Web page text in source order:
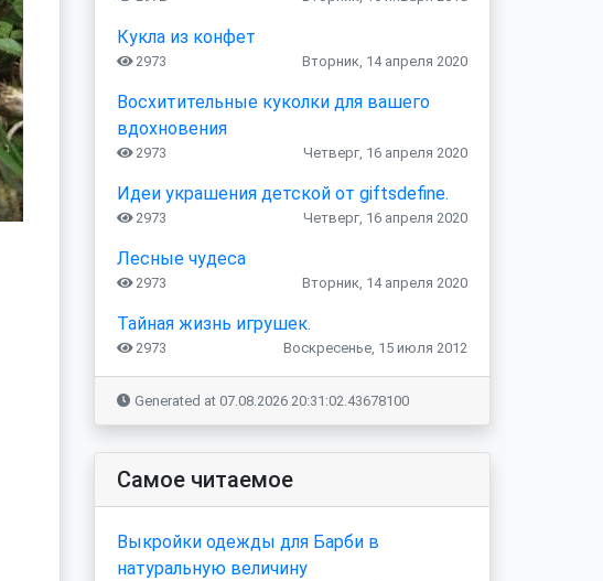
Кукла из конфет
2973 Вторник, 14 апреля 2020
Восхитительные куколки для вашего
вдохновения
2973 Четверг, 16 апреля 2020
Идеи украшения детской от giftsdefine.
2973 Четверг, 16 апреля 2020
Лесные чудеса
2973 Вторник, 14 апреля 2020
Тайная жизнь игрушек.
2973 Воскресенье, 15 июля 2012
Generated at 07.08.2026 20:31:02.43678100
Самое читаемое
Выкройки одежды для Барби в
натуральную величину